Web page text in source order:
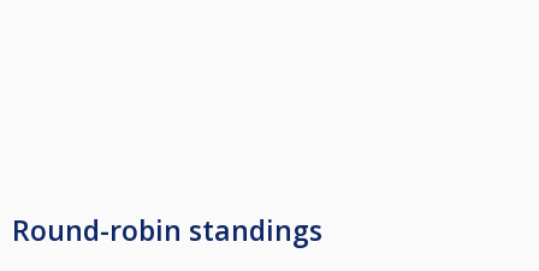
Round-robin standings